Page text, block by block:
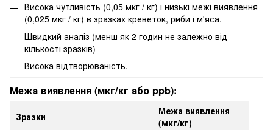
Висока чутливість (0,05 мкг / кг) і низькі межі виявлення
(0,025 мкг / кг) в зразках креветок, риби і м'яса.
Швидкий аналіз (менш як 2 годин не залежно від
кількості зразків)
Висока відтворюваність.
Межа виявлення (мкг/кг або ppb):
Зразки
Межа виявлення
(мкг/кг)